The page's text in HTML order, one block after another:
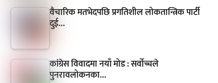
वैचारिक मतभेदपछि प्रगतिशील लोकतान्त्रिक पार्टी
दुई…
कांग्रेस विवादमा नयाँ मोड : सर्वोच्चले
पुनरावलोकनका…